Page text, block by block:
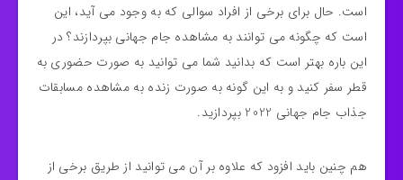
است. حال برای برخی از افراد سوالی که به وجود می آید، این
است که چگونه می توانند به مشاهده جام جهانی بپردازند؟ در
این باره بهتر است که بدانید شما می توانید به صورت حضوری به
قطر سفر کنید و به این گونه به صورت زنده به مشاهده مسابقات
جذاب جام جهانی 2022 بپردازید.
هم چنین باید افزود که علاوه بر آن می توانید از طریق برخی از